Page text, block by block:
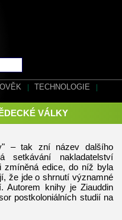
TECHNOLOGIE
VÁLKY
– tak zní název dalšího
setkávání nakladatelství
zmíněná edice, do níž byla
že jde o shrnutí významné
Autorem knihy je Ziauddin
postkoloniálních studií na